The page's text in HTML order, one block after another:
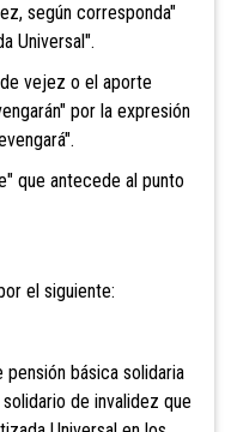
según corresponda"
Universal".
vejez o el aporte
por la expresión
que antecede al punto
el siguiente:
básica solidaria
de invalidez que